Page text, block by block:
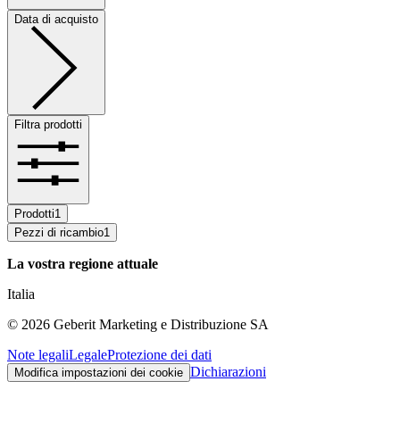
Data di acquisto
Filtra prodotti
Prodotti1
Pezzi di ricambio1
La vostra regione attuale
Italia
© 2026 Geberit Marketing e Distribuzione SA
Note legaliLegaleProtezione dei dati
Modifica impostazioni dei cookie Dichiarazioni